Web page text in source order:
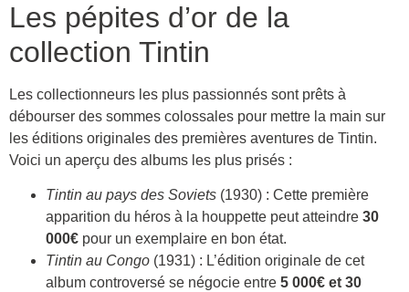
Les pépites d’or de la
collection Tintin
Les collectionneurs les plus passionnés sont prêts à
débourser des sommes colossales pour mettre la main sur
les éditions originales des premières aventures de Tintin.
Voici un aperçu des albums les plus prisés :
Tintin au pays des Soviets (1930) : Cette première
apparition du héros à la houppette peut atteindre 30
000€ pour un exemplaire en bon état.
Tintin au Congo (1931) : L’édition originale de cet
album controversé se négocie entre 5 000€ et 30